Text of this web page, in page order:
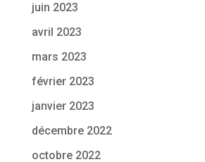
juin 2023
avril 2023
mars 2023
février 2023
janvier 2023
décembre 2022
octobre 2022